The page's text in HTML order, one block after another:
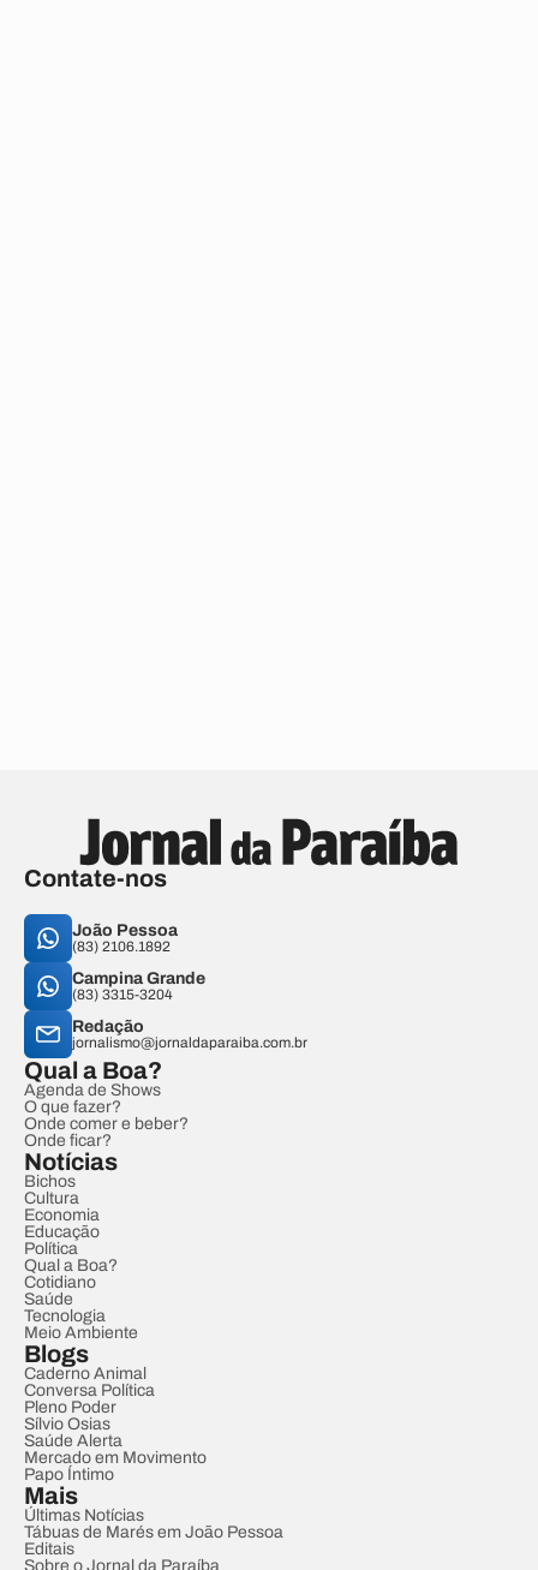
Contate-nos
João Pessoa
(83) 2106.1892
Campina Grande
(83) 3315-3204
Redação
jornalismo@jornaldaparaiba.com.br
Qual a Boa?
Agenda de Shows
O que fazer?
Onde comer e beber?
Onde ficar?
Notícias
Bichos
Cultura
Economia
Educação
Política
Qual a Boa?
Cotidiano
Saúde
Tecnologia
Meio Ambiente
Blogs
Caderno Animal
Conversa Política
Pleno Poder
Sílvio Osias
Saúde Alerta
Mercado em Movimento
Papo Íntimo
Mais
Últimas Notícias
Tábuas de Marés em João Pessoa
Editais
Sobre o Jornal da Paraíba